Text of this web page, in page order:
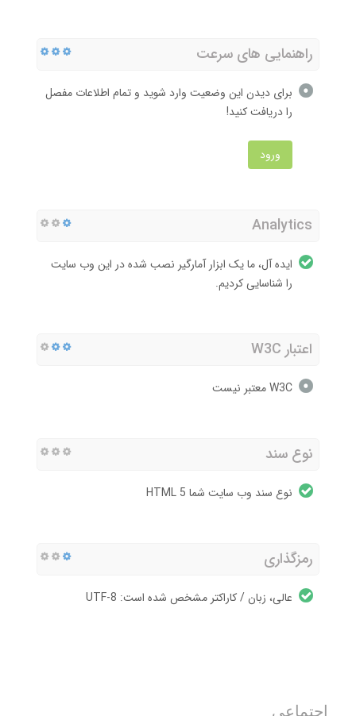
راهنمایی های سرعت
برای دیدن این وضعیت وارد شوید و تمام اطلاعات مفصل
را دریافت کنید!
ورود
Analytics
ایده آل، ما یک ابزار آمارگیر نصب شده در این وب سایت
را شناسایی کردیم.
اعتبار W3C
W3C معتبر نیست
نوع سند
نوع سند وب سایت شما HTML 5
رمزگذاری
عالی، زبان / کاراکتر مشخص شده است: UTF-8
اجتماعی